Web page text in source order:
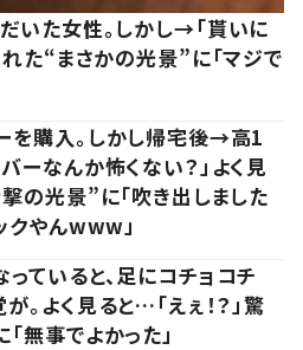
いた女性。しかし→「貰いに
れた“まさかの光景”に「マジで
を購入。しかし帰宅後→高1
ーなんか怖くない？」よく見
の光景”に「吹き出しました
クやんwww」
ていると、足にコチョコチ
。よく見ると…「えぇ！？」驚
無事でよかった」